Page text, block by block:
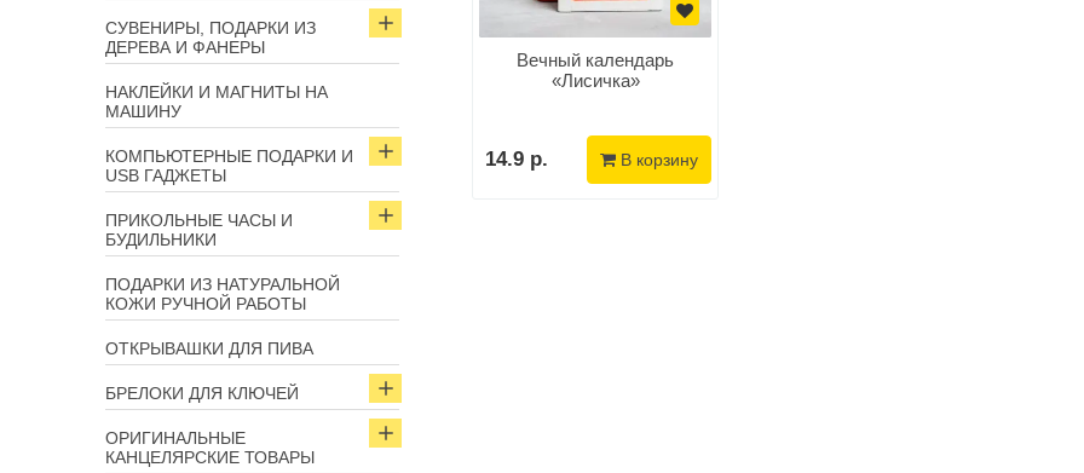
СУВЕНИРЫ, ПОДАРКИ ИЗ
ДЕРЕВА И ФАНЕРЫ
НАКЛЕЙКИ И МАГНИТЫ НА
МАШИНУ
КОМПЬЮТЕРНЫЕ ПОДАРКИ И
USB ГАДЖЕТЫ
ПРИКОЛЬНЫЕ ЧАСЫ И
БУДИЛЬНИКИ
ПОДАРКИ ИЗ НАТУРАЛЬНОЙ
КОЖИ РУЧНОЙ РАБОТЫ
ОТКРЫВАШКИ ДЛЯ ПИВА
БРЕЛОКИ ДЛЯ КЛЮЧЕЙ
ОРИГИНАЛЬНЫЕ
КАНЦЕЛЯРСКИЕ ТОВАРЫ
Вечный календарь
«Лисичка»
14.9 р. В корзину